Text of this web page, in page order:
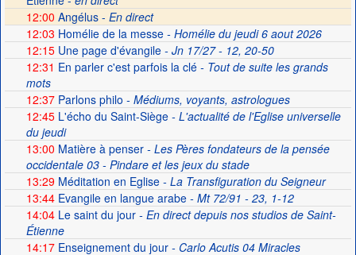
12:00 Angélus - En direct
12:03 Homélie de la messe- Homélie du jeudi 6 aout 2026
12:15Une page d'évangile- Jn 17/27 - 12, 20-50
12:31 En parler c'est parfois la clé- Tout de suite les grands
mots
12:37Parlons philo - Médiums, voyants, astrologues
12:45L'écho du Saint-Siège- L'actualité de l'Eglise universelle
du jeudi
13:00 Matière à penser- Les Pères fondateurs de la pensée
occidentale 03 - Pindare et les jeux du stade
13:29Méditation en Eglise- La Transfiguration du Seigneur
13:44Evangile en langue arabe- Mt 72/91 - 23, 1-12
14:04Le saint du jour- En direct depuis nos studios de Saint-
Étienne
14:17Enseignement du jour- Carlo Acutis 04 Miracles